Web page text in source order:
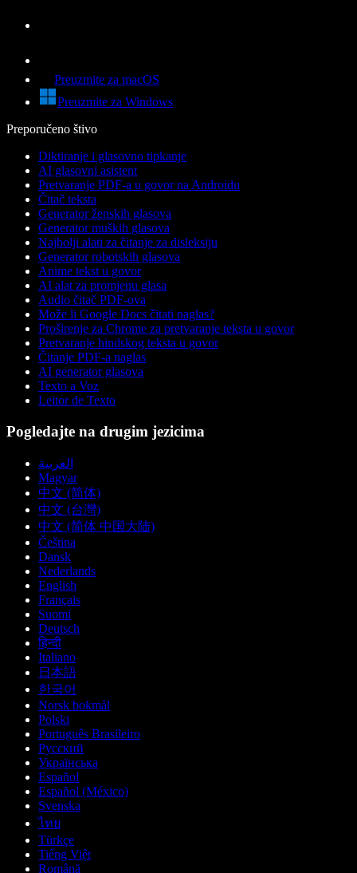
Preuzmite za macOS
Preuzmite za Windows
Preporučeno štivo
Diktiranje i glasovno tipkanje
AI glasovni asistent
Pretvaranje PDF-a u govor na Androidu
Čitač teksta
Generator ženskih glasova
Generator muških glasova
Najbolji alati za čitanje za disleksiju
Generator robotskih glasova
Anime tekst u govor
AI alat za promjenu glasa
Audio čitač PDF-ova
Može li Google Docs čitati naglas?
Proširenje za Chrome za pretvaranje teksta u govor
Pretvaranje hindskog teksta u govor
Čitanje PDF-a naglas
AI generator glasova
Texto a Voz
Leitor de Texto
Pogledajte na drugim jezicima
العربية
Magyar
中文 (简体)
中文 (台灣)
中文 (简体 中国大陆)
Čeština
Dansk
Nederlands
English
Français
Suomi
Deutsch
हिन्दी
Italiano
日本語
한국어
Norsk bokmål
Polski
Português Brasileiro
Русский
Українська
Español
Español (México)
Svenska
ไทย
Türkçe
Tiếng Việt
Română